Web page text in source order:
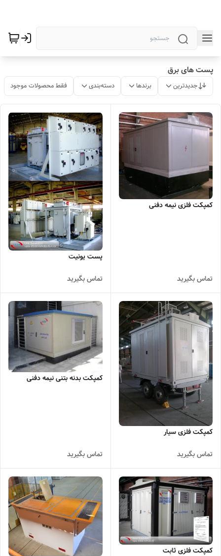
پست های برق
جدیدترین برندها دسته‌بندی فقط محصولات موجود
کمپکت فلزی نیمه دفنی
تماس بگیرید
پست یونیت
تماس بگیرید
کمپکت فلزی سیار​​​​​​​
تماس بگیرید
کمپکت بدنه بتنی نیمه دفنی
تماس بگیرید
کمپکت فلزی ثابت